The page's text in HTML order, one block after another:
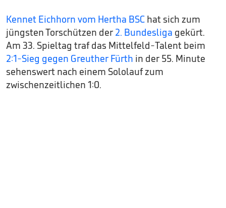
Kennet Eichhorn vom Hertha BSC hat sich zum
jüngsten Torschützen der 2. Bundesliga gekürt.
Am 33. Spieltag traf das Mittelfeld-Talent beim
2:1-Sieg gegen Greuther Fürth in der 55. Minute
sehenswert nach einem Sololauf zum
zwischenzeitlichen 1:0.